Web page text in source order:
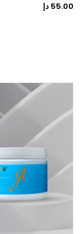
55.00 دإ